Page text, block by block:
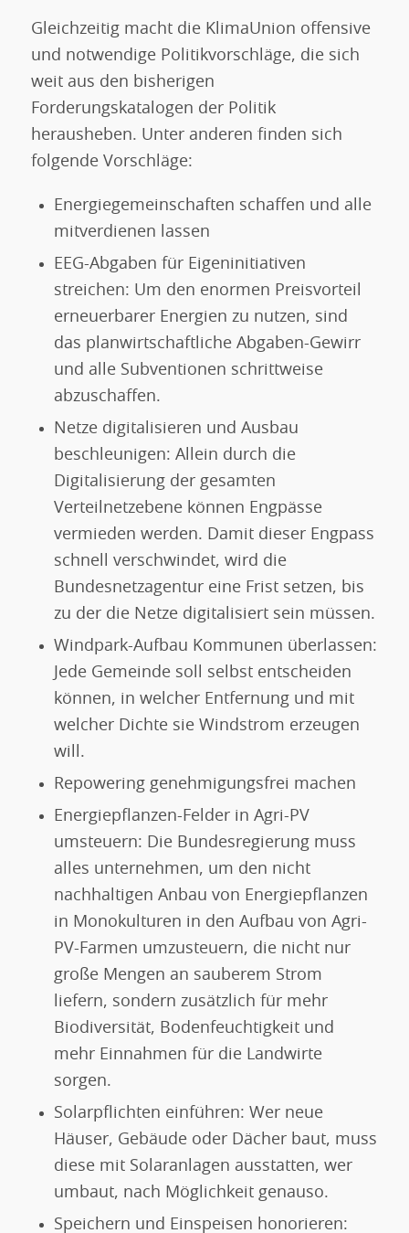
Gleichzeitig macht die KlimaUnion offensive
und notwendige Politikvorschläge, die sich
weit aus den bisherigen
Forderungskatalogen der Politik
herausheben. Unter anderen finden sich
folgende Vorschläge:
Energiegemeinschaften schaffen und alle
mitverdienen lassen
EEG-Abgaben für Eigeninitiativen
streichen: Um den enormen Preisvorteil
erneuerbarer Energien zu nutzen, sind
das planwirtschaftliche Abgaben-Gewirr
und alle Subventionen schrittweise
abzuschaffen.
Netze digitalisieren und Ausbau
beschleunigen: Allein durch die
Digitalisierung der gesamten
Verteilnetzebene können Engpässe
vermieden werden. Damit dieser Engpass
schnell verschwindet, wird die
Bundesnetzagentur eine Frist setzen, bis
zu der die Netze digitalisiert sein müssen.
Windpark-Aufbau Kommunen überlassen:
Jede Gemeinde soll selbst entscheiden
können, in welcher Entfernung und mit
welcher Dichte sie Windstrom erzeugen
will.
Repowering genehmigungsfrei machen
Energiepflanzen-Felder in Agri-PV
umsteuern: Die Bundesregierung muss
alles unternehmen, um den nicht
nachhaltigen Anbau von Energiepflanzen
in Monokulturen in den Aufbau von Agri-
PV-Farmen umzusteuern, die nicht nur
große Mengen an sauberem Strom
liefern, sondern zusätzlich für mehr
Biodiversität, Bodenfeuchtigkeit und
mehr Einnahmen für die Landwirte
sorgen.
Solarpflichten einführen: Wer neue
Häuser, Gebäude oder Dächer baut, muss
diese mit Solaranlagen ausstatten, wer
umbaut, nach Möglichkeit genauso.
Speichern und Einspeisen honorieren: